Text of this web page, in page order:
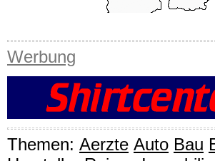
Werbung
Themen: Aerzte Auto Bau